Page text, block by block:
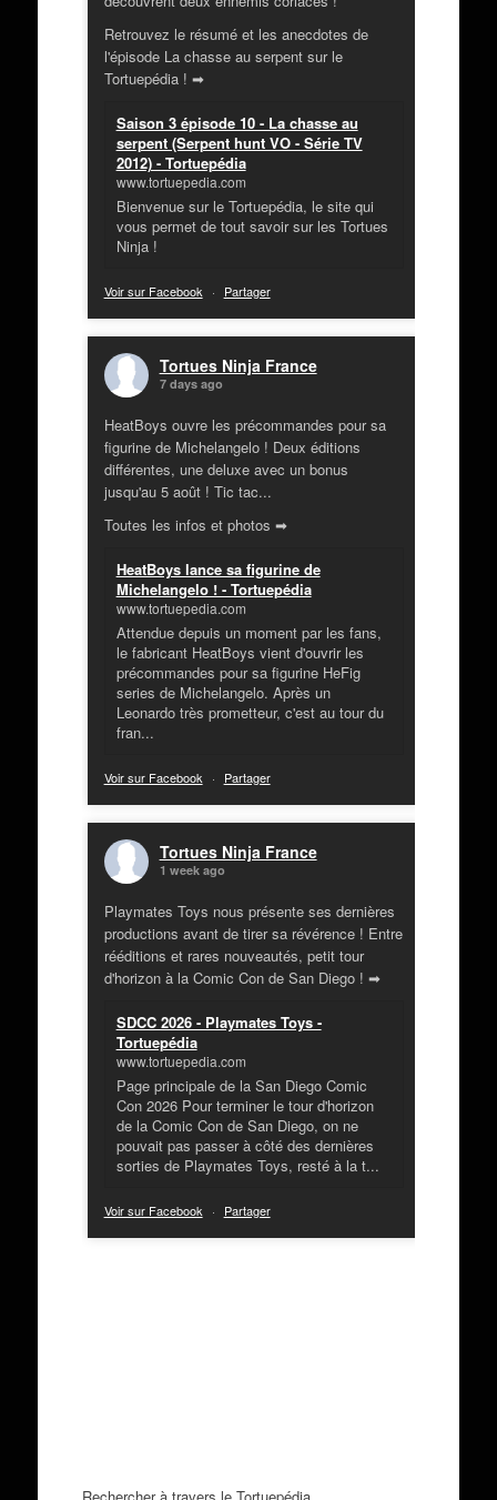
Retrouvez le résumé et les anecdotes de
l'épisode La chasse au serpent sur le
Tortuepédia ! ➡
Saison 3 épisode 10 - La chasse au
serpent (Serpent hunt VO - Série TV
2012) - Tortuepédia
www.tortuepedia.com
Bienvenue sur le Tortuepédia, le site qui
vous permet de tout savoir sur les Tortues
Ninja !
Voir sur Facebook · Partager
Tortues Ninja France
7 days ago
HeatBoys ouvre les précommandes pour sa
figurine de Michelangelo ! Deux éditions
différentes, une deluxe avec un bonus
jusqu'au 5 août ! Tic tac...
Toutes les infos et photos ➡
HeatBoys lance sa figurine de
Michelangelo ! - Tortuepédia
www.tortuepedia.com
Attendue depuis un moment par les fans,
le fabricant HeatBoys vient d'ouvrir les
précommandes pour sa figurine HeFig
series de Michelangelo. Après un
Leonardo très prometteur, c'est au tour du
fran...
Voir sur Facebook · Partager
Tortues Ninja France
1 week ago
Playmates Toys nous présente ses dernières
productions avant de tirer sa révérence ! Entre
rééditions et rares nouveautés, petit tour
d'horizon à la Comic Con de San Diego ! ➡
SDCC 2026 - Playmates Toys -
Tortuepédia
www.tortuepedia.com
Page principale de la San Diego Comic
Con 2026 Pour terminer le tour d'horizon
de la Comic Con de San Diego, on ne
pouvait pas passer à côté des dernières
sorties de Playmates Toys, resté à la t...
Voir sur Facebook · Partager